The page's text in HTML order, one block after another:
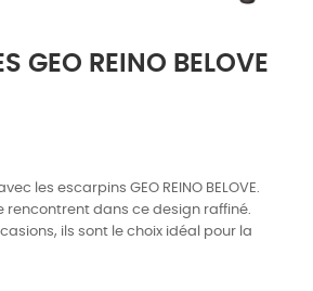
GEO REINO BELOVE
les escarpins GEO REINO BELOVE.
rencontrent dans ce design raffiné.
ils sont le choix idéal pour la